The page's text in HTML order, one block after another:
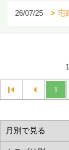
26/07/25 宅
1